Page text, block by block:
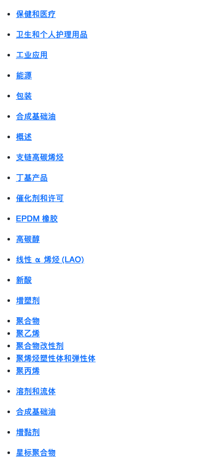
保健和医疗
卫生和个人护理用品
工业应用
能源
包装
合成基础油
概述
支链高碳烯烃
丁基产品
催化剂和许可
EPDM 橡胶
高碳醇
线性 α 烯烃 (LAO)
新酸
增塑剂
聚合物
聚乙烯
聚合物改性剂
聚烯烃塑性体和弹性体
聚丙烯
溶剂和流体
合成基础油
增黏剂
星标聚合物